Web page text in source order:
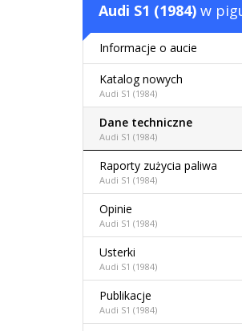
Audi S1 (1984) w
Informacje o aucie
Katalog nowych
Audi S1 (1984)
Dane techniczne
Audi S1 (1984)
Raporty zużycia paliwa
Audi S1 (1984)
Opinie
Audi S1 (1984)
Usterki
Audi S1 (1984)
Publikacje
Audi S1 (1984)